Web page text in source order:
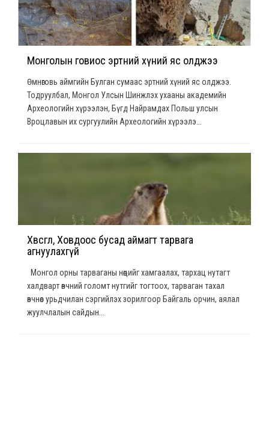
Монголын говиос эртний хүний яс олджээ
​Өмнөговь аймгийн Булган сумаас эртний хүний яс олджээ.
Тодруулбал, Монгол Улсын Шинжлэх ухааны академийн
Археологийн хүрээлэн, Бүгд Найрамдах Польш улсын
Вроцлавын их сургуулийн Археологийн хүрээлэ...
Хөвсгөл, Ховдоос бусад аймагт тарвага
агнуулахгүй
Монгол орны тарваганы нөөцийг хамгаалах, тархац нутагт
халдварт өвчний голомт нутгийг тогтоох, тарваган тахал
өвчнөөс урьдчилан сэргийлэх зорилгоор Байгаль орчин, аялал
жуулчлалын сайдын...